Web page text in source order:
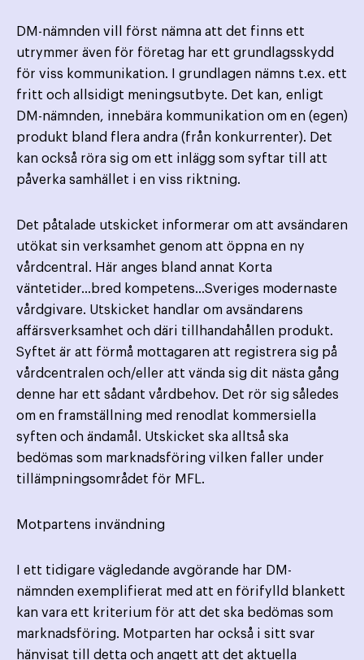
DM-nämnden vill först nämna att det finns ett
utrymmer även för företag har ett grundlagsskydd
för viss kommunikation. I grundlagen nämns t.ex. ett
fritt och allsidigt meningsutbyte. Det kan, enligt
DM-nämnden, innebära kommunikation om en (egen)
produkt bland flera andra (från konkurrenter). Det
kan också röra sig om ett inlägg som syftar till att
påverka samhället i en viss riktning.
Det påtalade utskicket informerar om att avsändaren
utökat sin verksamhet genom att öppna en ny
vårdcentral. Här anges bland annat Korta
väntetider…bred kompetens…Sveriges modernaste
vårdgivare. Utskicket handlar om avsändarens
affärsverksamhet och däri tillhandahållen produkt.
Syftet är att förmå mottagaren att registrera sig på
vårdcentralen och/eller att vända sig dit nästa gång
denne har ett sådant vårdbehov. Det rör sig således
om en framställning med renodlat kommersiella
syften och ändamål. Utskicket ska alltså ska
bedömas som marknadsföring vilken faller under
tillämpningsområdet för MFL.
Motpartens invändning
I ett tidigare vägledande avgörande har DM-
nämnden exemplifierat med att en förifylld blankett
kan vara ett kriterium för att det ska bedömas som
marknadsföring. Motparten har också i sitt svar
hänvisat till detta och angett att det aktuella